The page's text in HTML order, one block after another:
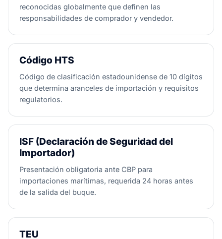
reconocidas globalmente que definen las
responsabilidades de comprador y vendedor.
Código HTS
Código de clasificación estadounidense de 10 dígitos
que determina aranceles de importación y requisitos
regulatorios.
ISF (Declaración de Seguridad del
Importador)
Presentación obligatoria ante CBP para
importaciones marítimas, requerida 24 horas antes
de la salida del buque.
TEU